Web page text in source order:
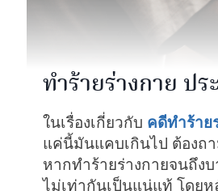
ทำร้ายร่างกาย ป
ในเรื่องเกี่ยวกับ คดีทำร้าย
แค่นี้มันแคบเกินไป ต้องถ
หากทำร้ายร่างกายจนถึง
ไม่เท่ากันเป็นแน่แท้ โดย